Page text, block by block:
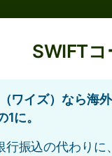
SWIFTコ
ワイズ）なら海
1に。
行振込の代わりに